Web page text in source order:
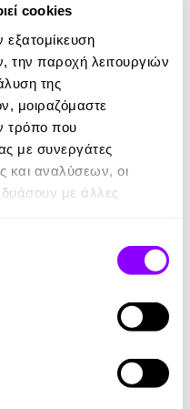
cookies
εξατομίκευση
την παροχή λειτουργιών
της
μοιραζόμαστε
τρόπο που
με συνεργάτες
και αναλύσεων, οι
με άλλες